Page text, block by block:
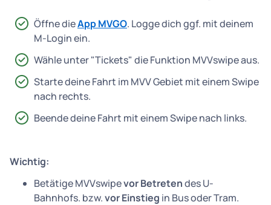
Öffne dieApp MVGO. Logge dich ggf. mit deinem
M-Login ein.
Wähle unter "Tickets" die Funktion MVVswipe aus.
Starte deine Fahrt im MVV Gebiet mit einem Swipe
nach rechts.
Beende deine Fahrt mit einem Swipe nach links.
Wichtig:
Betätige MVVswipevor Betretendes U-
Bahnhofs. bzw.vor Einstieg in Bus oder Tram.